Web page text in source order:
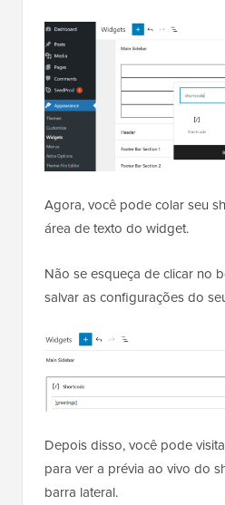
Agora, você pode colar seu
área de texto do widget.
Não se esqueça de clicar no
salvar as configurações do
Depois disso, você pode
para ver a prévia ao vivo do
barra lateral.